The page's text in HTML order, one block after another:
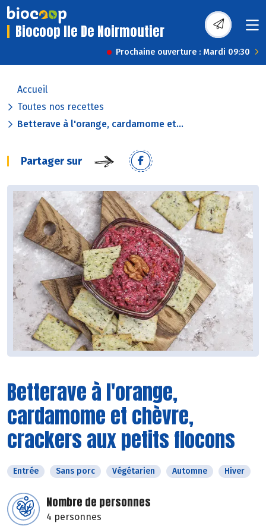
Biocoop Ile De Noirmoutier
Prochaine ouverture : Mardi 09:30
Accueil
Toutes nos recettes
Betterave à l'orange, cardamome et...
Partager sur
Betterave à l'orange,
cardamome et chèvre,
crackers aux petits flocons
Entrée Sans porc Végétarien Automne Hiver
Nombre de personnes
4 personnes